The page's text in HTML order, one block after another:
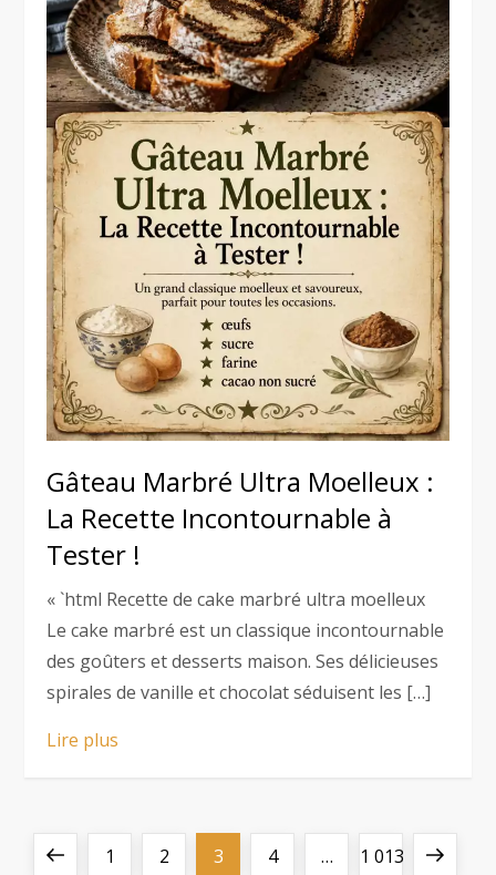
Gâteau Marbré Ultra Moelleux :
La Recette Incontournable à
Tester !
« `html Recette de cake marbré ultra moelleux
Le cake marbré est un classique incontournable
des goûters et desserts maison. Ses délicieuses
spirales de vanille et chocolat séduisent les […]
Lire plus
Previous
Page
1 Page
2 Page
3 Page
4 … Page
1 013 Next